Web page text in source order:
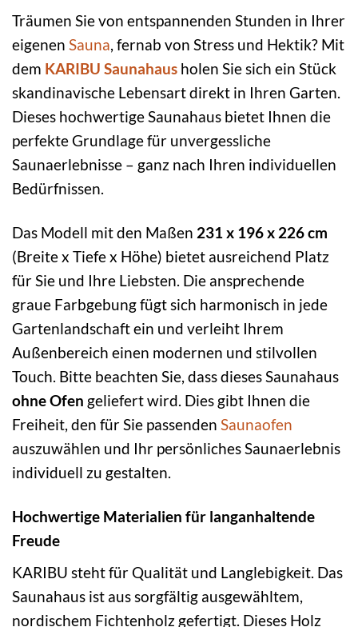
Träumen Sie von entspannenden Stunden in Ihrer
eigenen Sauna, fernab von Stress und Hektik? Mit
dem KARIBU Saunahaus holen Sie sich ein Stück
skandinavische Lebensart direkt in Ihren Garten.
Dieses hochwertige Saunahaus bietet Ihnen die
perfekte Grundlage für unvergessliche
Saunaerlebnisse – ganz nach Ihren individuellen
Bedürfnissen.
Das Modell mit den Maßen 231 x 196 x 226 cm
(Breite x Tiefe x Höhe) bietet ausreichend Platz
für Sie und Ihre Liebsten. Die ansprechende
graue Farbgebung fügt sich harmonisch in jede
Gartenlandschaft ein und verleiht Ihrem
Außenbereich einen modernen und stilvollen
Touch. Bitte beachten Sie, dass dieses Saunahaus
ohne Ofen geliefert wird. Dies gibt Ihnen die
Freiheit, den für Sie passenden Saunaofen
auszuwählen und Ihr persönliches Saunaerlebnis
individuell zu gestalten.
Hochwertige Materialien für langanhaltende
Freude
KARIBU steht für Qualität und Langlebigkeit. Das
Saunahaus ist aus sorgfältig ausgewähltem,
nordischem Fichtenholz gefertigt. Dieses Holz